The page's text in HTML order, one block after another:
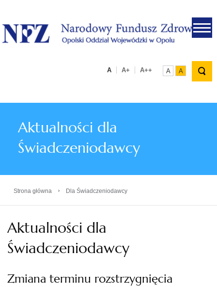
.
A A+ A++ A A
Aktualności dla
Świadczeniodawcy
Strona główna › Dla Świadczeniodawcy
Aktualności dla
Świadczeniodawcy
Zmiana terminu rozstrzygnięcia